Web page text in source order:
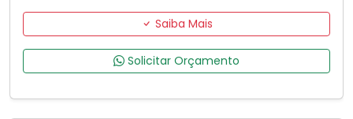
Saiba Mais
Solicitar Orçamento